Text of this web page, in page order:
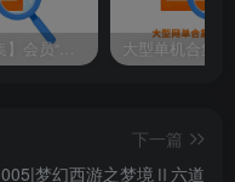
【游戏合集】会员“知己”分享 1T网游单机大合集 某宝购买收集 带架设教程视频(部分免虚拟机一键端 )
下一篇
005|梦幻西游之梦境Ⅱ六道